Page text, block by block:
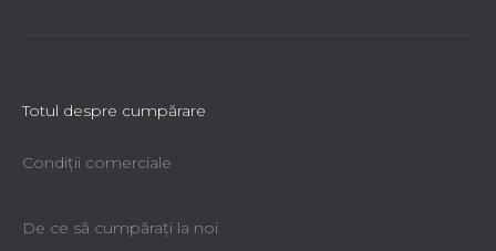
Totul despre cumpărare
Condiții comerciale
De ce să cumpăraţi la noi